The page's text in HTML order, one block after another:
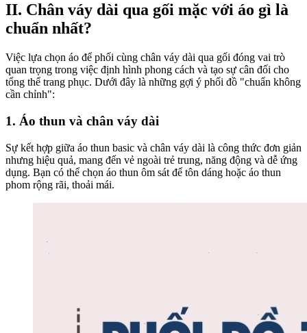
II. Chân váy dài qua gối mặc với áo gì là
chuẩn nhất?
Việc lựa chọn áo để phối cùng chân váy dài qua gối đóng vai trò
quan trọng trong việc định hình phong cách và tạo sự cân đối cho
tổng thể trang phục. Dưới đây là những gợi ý phối đồ "chuẩn không
cần chỉnh":
1. Áo thun và chân váy dài
Sự kết hợp giữa áo thun basic và chân váy dài là công thức đơn giản
nhưng hiệu quả, mang đến vẻ ngoài trẻ trung, năng động và dễ ứng
dụng. Bạn có thể chọn áo thun ôm sát để tôn dáng hoặc áo thun
phom rộng rãi, thoải mái.